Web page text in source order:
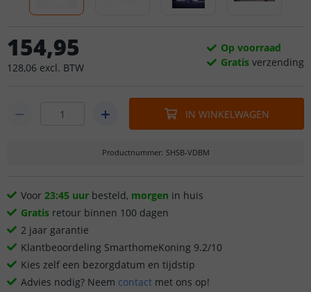
154,95
128,06 excl. BTW
Op voorraad
Gratis verzending
IN WINKELWAGEN
Productnummer: SHSB-VDBM
Voor 23:45 uur besteld, morgen in huis
Gratis retour binnen 100 dagen
2 jaar garantie
Klantbeoordeling SmarthomeKoning 9.2/10
Kies zelf een bezorgdatum en tijdstip
Advies nodig? Neem contact met ons op!